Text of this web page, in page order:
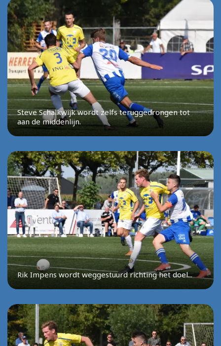
Steve Schalkwijk wordt zelfs teruggedrongen tot
aan de middenlijn.
Rik Impens wordt weggestuurd richting het doel...